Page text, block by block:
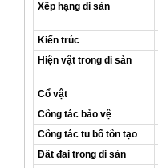
Xếp hạng di sản
Kiến trúc
Hiện vật trong di sản
Cổ vật
Công tác bảo vệ
Công tác tu bổ tôn tạo
Đất đai trong di sản